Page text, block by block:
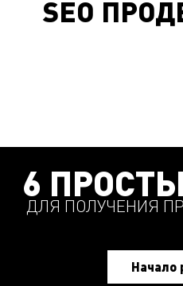
SEO
6
ДЛЯ ПОЛУЧЕНИЯ
Начало